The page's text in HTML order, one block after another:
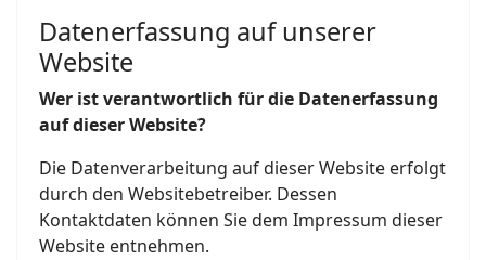
Datenerfassung auf unserer
Website
Wer ist verantwortlich für die Datenerfassung
auf dieser Website?
Die Datenverarbeitung auf dieser Website erfolgt
durch den Websitebetreiber. Dessen
Kontaktdaten können Sie dem Impressum dieser
Website entnehmen.